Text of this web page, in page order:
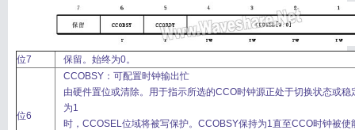
位7 保留。始终为0。
位6
CCOBSY：可配置时钟输出忙
由硬件置位或清除。用于指示所选的CCO时钟源正处于切换状态或稳
为1
时，CCOSEL位域将被写保护。CCOBSY保持为1直至CCO时钟被使